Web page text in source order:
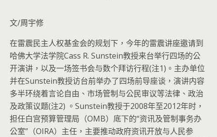
文/周宇修
在雷震民主人权基金会的规划下，今年的雷震讲座邀请到
哈佛大学法学院Cass R. Sunstein教授来台举行四场的公
开演讲，以及一场签书会与数个拜访行程(注1) 。主办单位
并在Sunstein教授访台前举办了四场前导座谈，演讲内容
多半环绕着言论自由、市场管制与公民审议等法律、政治
及政策议题(注2) 。 Sunstein教授于2008年至2012年时，
担任白宫预算管理局（OMB）底下的“资讯及管制事务办
公室”（OIRA）主任，主要推动政府资讯开放与人民参